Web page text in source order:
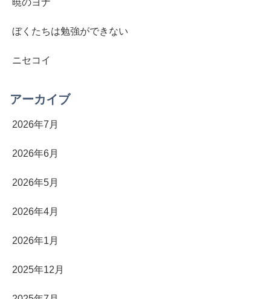
暁のヨナ
ぼくたちは勉強ができない
ニセコイ
アーカイブ
2026年7月
2026年6月
2026年5月
2026年4月
2026年1月
2025年12月